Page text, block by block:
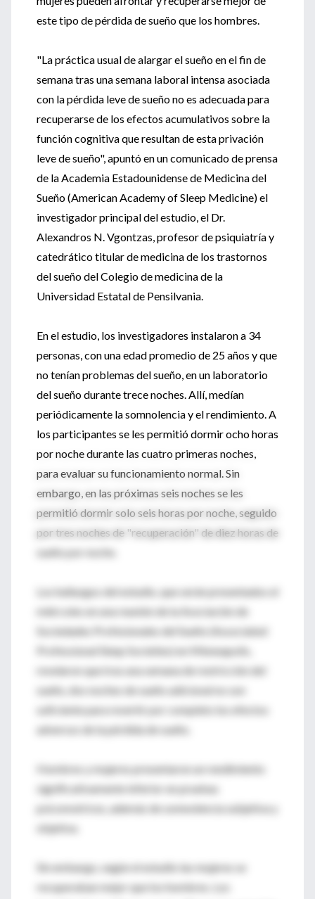
este tipo de pérdida de sueño que los hombres.
"La práctica usual de alargar el sueño en el fin de
semana tras una semana laboral intensa asociada
con la pérdida leve de sueño no es adecuada para
recuperarse de los efectos acumulativos sobre la
función cognitiva que resultan de esta privación
leve de sueño", apuntó en un comunicado de prensa
de la Academia Estadounidense de Medicina del
Sueño (American Academy of Sleep Medicine) el
investigador principal del estudio, el Dr.
Alexandros N. Vgontzas, profesor de psiquiatría y
catedrático titular de medicina de los trastornos
del sueño del Colegio de medicina de la
Universidad Estatal de Pensilvania.
En el estudio, los investigadores instalaron a 34
personas, con una edad promedio de 25 años y que
no tenían problemas del sueño, en un laboratorio
del sueño durante trece noches. Allí, medían
periódicamente la somnolencia y el rendimiento. A
los participantes se les permitió dormir ocho horas
por noche durante las cuatro primeras noches,
para evaluar su funcionamiento normal. Sin
embargo, en las próximas seis noches se les
permitió dormir solo seis horas por noche, seguido
por tres noches de "recuperación" de diez horas de
sueño por noche.
Los hallazgos del estudio, que serán presentados el
miércoles en una reunión de la Asociación de
Sociedades Profesionales del Sueño (Associated
Professional Sleep Societies) en Minneapolis,
revelaron que tras una semana de restricción del
sueño, dos noches de sueño adicional no son
suficiente para revertir por completo los efectos
adversos de la pérdida de sueño.
Hombres y mujeres presentaron un rendimiento
significativamente inferior en pruebas
psicomotrices, además de somnolencia subjetiva y
objetiva.
Sin embargo, según el estudio las mujeres se
recuperaban mejor que los hombres. Los